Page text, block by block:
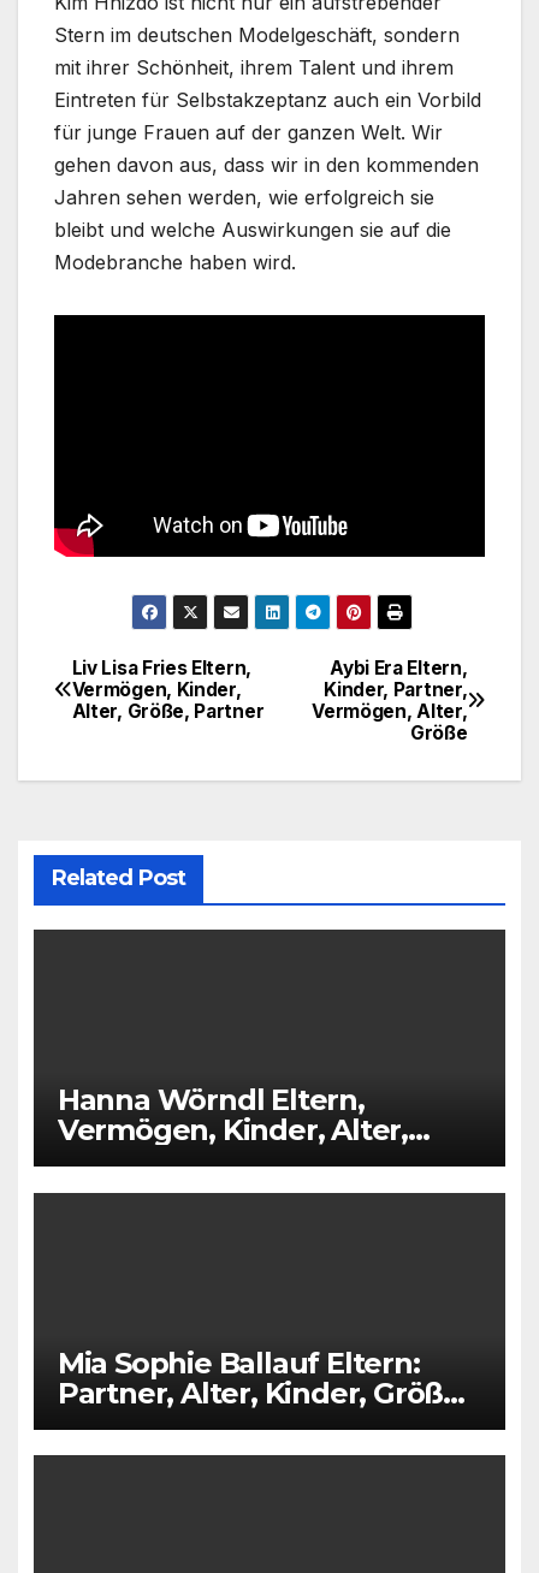
Stern im deutschen Modelgeschäft, sondern
mit ihrer Schönheit, ihrem Talent und ihrem
Eintreten für Selbstakzeptanz auch ein Vorbild
für junge Frauen auf der ganzen Welt. Wir
gehen davon aus, dass wir in den kommenden
Jahren sehen werden, wie erfolgreich sie
bleibt und welche Auswirkungen sie auf die
Modebranche haben wird.
Post
navigation
Aybi Era Eltern,
Kinder, Partner,
Vermögen, Alter,
Größe
Liv Lisa Fries Eltern,
Vermögen, Kinder,
Alter, Größe, Partner
Related Post
Hanna Wörndl Eltern,
Vermögen, Kinder, Alter,
Größe, Partner
Mia Sophie Ballauf Eltern:
Partner, Alter, Kinder, Größe,
Vermögen